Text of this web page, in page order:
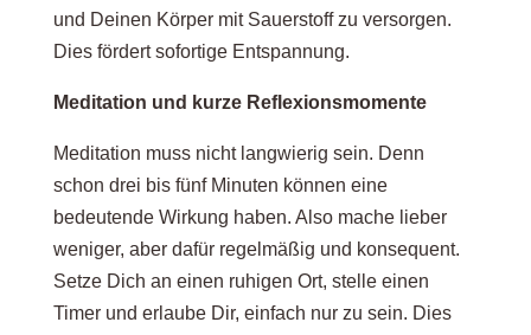
und Deinen Körper mit Sauerstoff zu versorgen.
Dies fördert sofortige Entspannung.
Meditation und kurze Reflexionsmomente
Meditation muss nicht langwierig sein. Denn
schon drei bis fünf Minuten können eine
bedeutende Wirkung haben. Also mache lieber
weniger, aber dafür regelmäßig und konsequent.
Setze Dich an einen ruhigen Ort, stelle einen
Timer und erlaube Dir, einfach nur zu sein. Dies